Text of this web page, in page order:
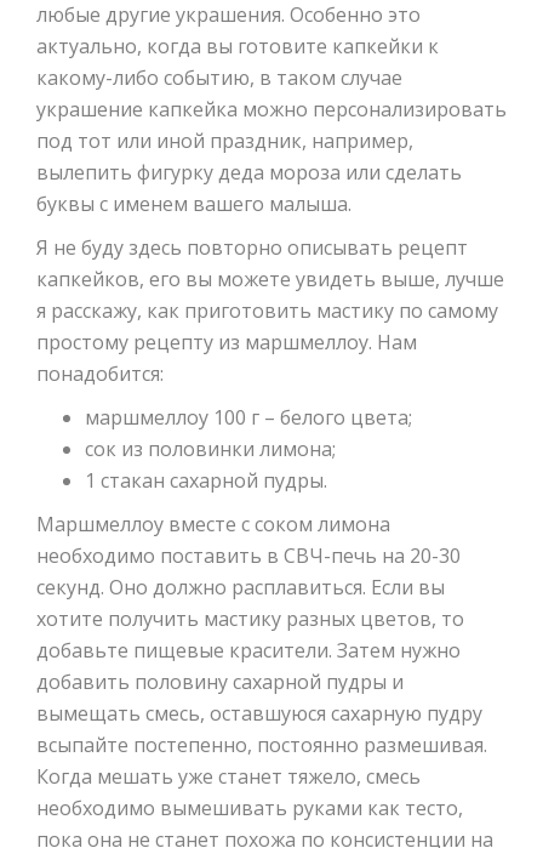
любые другие украшения. Особенно это
актуально, когда вы готовите капкейки к
какому-либо событию, в таком случае
украшение капкейка можно персонализировать
под тот или иной праздник, например,
вылепить фигурку деда мороза или сделать
буквы с именем вашего малыша.
Я не буду здесь повторно описывать рецепт
капкейков, его вы можете увидеть выше, лучше
я расскажу, как приготовить мастику по самому
простому рецепту из маршмеллоу. Нам
понадобится:
маршмеллоу 100 г – белого цвета;
сок из половинки лимона;
1 стакан сахарной пудры.
Маршмеллоу вместе с соком лимона
необходимо поставить в СВЧ-печь на 20-30
секунд. Оно должно расплавиться. Если вы
хотите получить мастику разных цветов, то
добавьте пищевые красители. Затем нужно
добавить половину сахарной пудры и
вымещать смесь, оставшуюся сахарную пудру
всыпайте постепенно, постоянно размешивая.
Когда мешать уже станет тяжело, смесь
необходимо вымешивать руками как тесто,
пока она не станет похожа по консистенции на